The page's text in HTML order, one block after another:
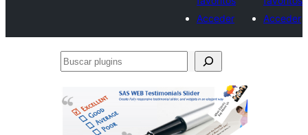
Acceder
Acceder
Buscar